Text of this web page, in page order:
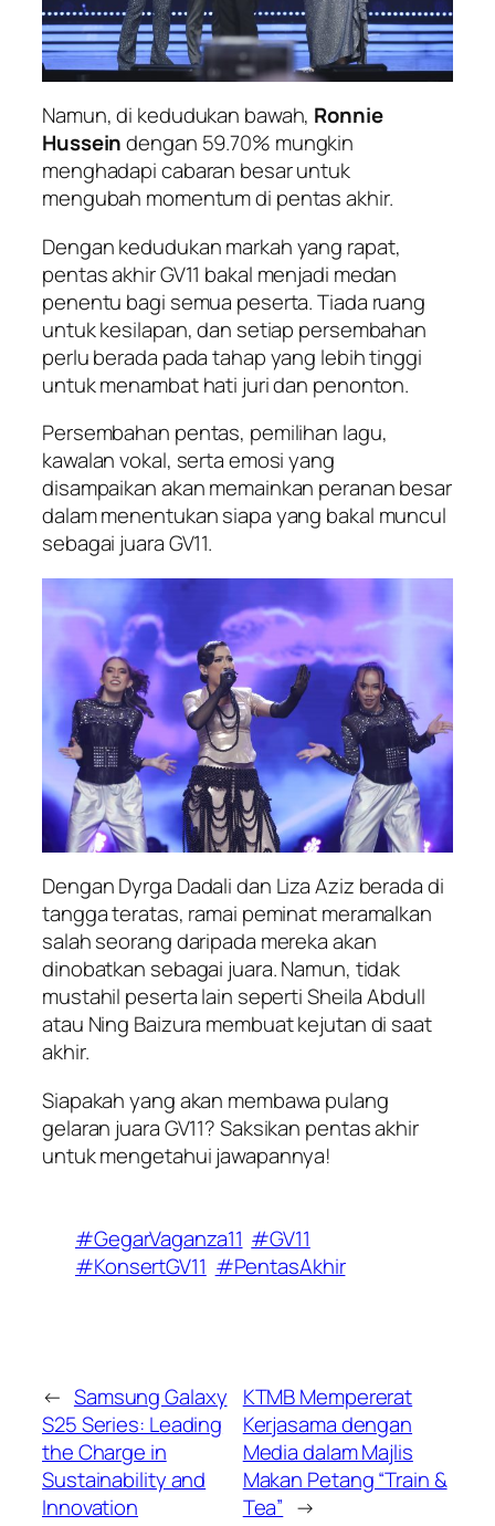
Namun, di kedudukan bawah, Ronnie
Husseindengan 59.70% mungkin
menghadapi cabaran besar untuk
mengubah momentum di pentas akhir.
Dengan kedudukan markah yang rapat,
pentas akhir GV11 bakal menjadi medan
penentu bagi semua peserta. Tiada ruang
untuk kesilapan, dan setiap persembahan
perlu berada pada tahap yang lebih tinggi
untuk menambat hati juri dan penonton.
Persembahan pentas, pemilihan lagu,
kawalan vokal, serta emosi yang
disampaikan akan memainkan peranan besar
dalam menentukan siapa yang bakal muncul
sebagai juara GV11.
Dengan Dyrga Dadali dan Liza Aziz berada di
tangga teratas, ramai peminat meramalkan
salah seorang daripada mereka akan
dinobatkan sebagai juara. Namun, tidak
mustahil peserta lain seperti Sheila Abdull
atau Ning Baizura membuat kejutan di saat
akhir.
Siapakah yang akan membawa pulang
gelaran juara GV11? Saksikan pentas akhir
untuk mengetahui jawapannya!
#GegarVaganza11 #GV11
#KonsertGV11 #PentasAkhir
← Samsung Galaxy
S25 Series: Leading
the Charge in
Sustainability and
Innovation
KTMB Mempererat
Kerjasama dengan
Media dalam Majlis
Makan Petang “Train &
Tea” →